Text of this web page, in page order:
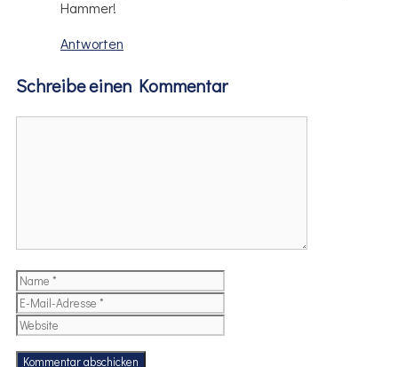
Hammer!
Antworten
Schreibe einen Kommentar
Name
Adresse